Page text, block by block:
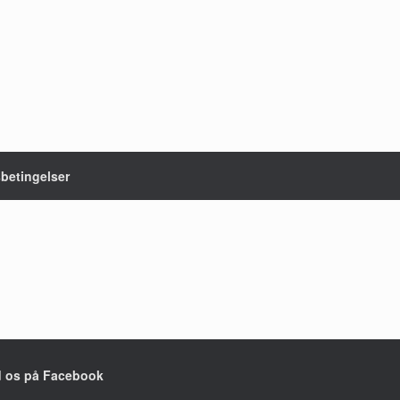
os på Facebook